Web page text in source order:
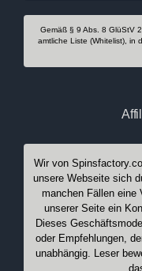
Gemäß § 9 Abs. 8 GlüStV
amtliche Liste (Whitelist), in
Wir von
unsere Webseite sich
manchen Fällen eine
unserer Seite ein
Dieses
oder Empfehlungen,
unabhängig. Leser